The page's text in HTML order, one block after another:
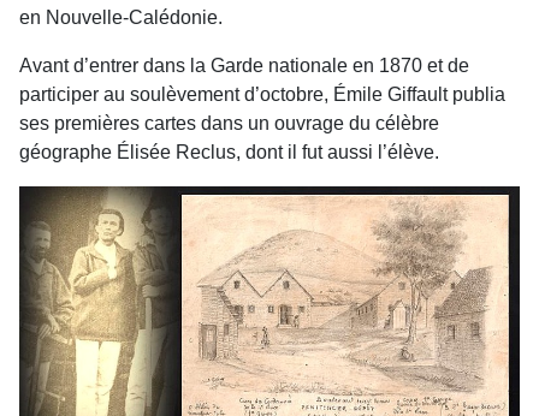
en Nouvelle-Calédonie.
Avant d’entrer dans la Garde nationale en 1870 et de
participer au soulèvement d’octobre, Émile Giffault publia
ses premières cartes dans un ouvrage du célèbre
géographe Élisée Reclus, dont il fut aussi l’élève.